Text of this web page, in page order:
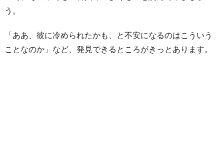
う。
「ああ、彼に冷められたかも、と不安になるのはこういう
ことなのか」など、発見できるところがきっとあります。